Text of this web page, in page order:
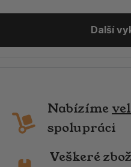
Další
Nabízíme
spolupráci
Veškeré